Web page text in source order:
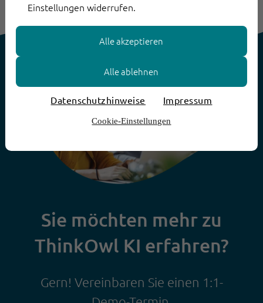
Einstellungen widerrufen.
Datenschutzhinweise Impressum
Cookie-Einstellungen
Alle ablehnen
Alle akzeptieren
Sie möchten mehr zu
ThinkOwl KI erfahren?
Gern! Vereinbaren Sie einen 1:1-